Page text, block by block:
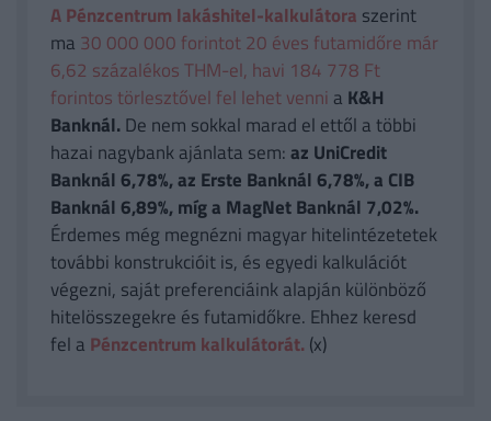
A Pénzcentrum lakáshitel-kalkulátora szerint
ma 30 000 000 forintot 20 éves futamidőre már
6,62 százalékos THM-el, havi 184 778 Ft
forintos törlesztővel fel lehet venni a K&H
Banknál.De nem sokkal marad el ettől a többi
hazai nagybank ajánlata sem:az UniCredit
Banknál 6,78%, az Erste Banknál 6,78%, a CIB
Banknál 6,89%, míg a MagNet Banknál 7,02%.
Érdemes még megnézni magyar hitelintézetetek
további konstrukcióit is, és egyedi kalkulációt
végezni, saját preferenciáink alapján különböző
hitelösszegekre és futamidőkre. Ehhez keresd
fel a Pénzcentrum kalkulátorát. (x)